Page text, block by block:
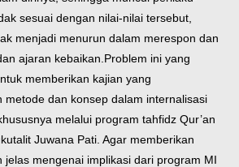
sesuai dengan nilai-nilai tersebut,
menjadi menurun dalam merespon dan
ajaran kebaikan.Problem ini yang
memberikan kajian yang
metode dan konsep dalam internalisasi
melalui program tahfidz Qur’an
Juwana Pati. Agar memberikan
jelas mengenai implikasi dari program MI